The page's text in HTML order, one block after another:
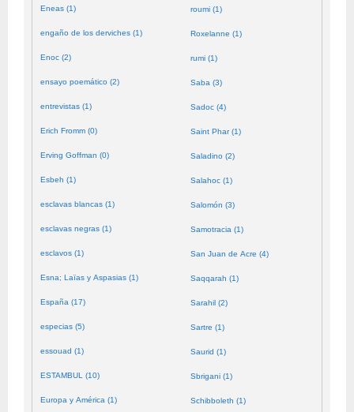
Eneas (1)
engaño de los derviches (1)
Enoc (2)
ensayo poemático (2)
entrevistas (1)
Erich Fromm (0)
Erving Goffman (0)
Esbeh (1)
esclavas blancas (1)
esclavas negras (1)
esclavos (1)
Esna; Laïas y Aspasias (1)
España (17)
especias (5)
essouad (1)
ESTAMBUL (10)
Europa y América (1)
roumi (1)
Roxelanne (1)
rumi (1)
Saba (3)
Sadoc (4)
Saint Phar (1)
Saladino (2)
Salahoc (1)
Salomón (3)
Samotracia (1)
San Juan de Acre (4)
Saqqarah (1)
Sarahil (2)
Sartre (1)
Saurid (1)
Sbrigani (1)
Schibboleth (1)